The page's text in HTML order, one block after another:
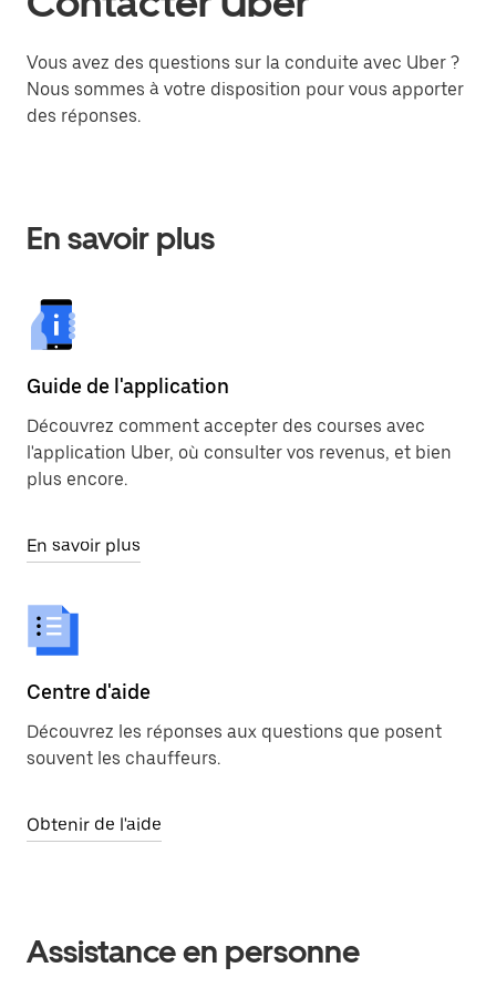
Vous avez des questions sur la conduite avec Uber ?
Nous sommes à votre disposition pour vous apporter
des réponses.
En savoir plus
Guide de l'application
Découvrez comment accepter des courses avec
l'application Uber, où consulter vos revenus, et bien
plus encore.
En savoir plus
Centre d'aide
Découvrez les réponses aux questions que posent
souvent les chauffeurs.
Obtenir de l'aide
Assistance en personne